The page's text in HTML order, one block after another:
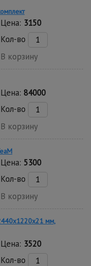
Цена: 3150
Кол-во
В корзину
Цена: 84000
Кол-во
В корзину
Цена: 5300
Кол-во
В корзину
мм,
Цена: 3520
Кол-во